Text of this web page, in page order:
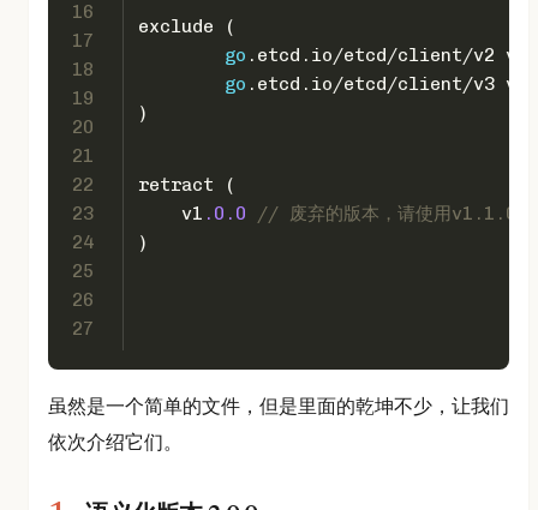
16
17
18
19
20
21
22
23
24
25
26
27
exclude (
go .etcd.io/etcd/client/v2 v2
go .etcd.io/etcd/client/v3 v3
)
retract (
    v1
.0 .0
// 废弃的版本，请使用v1.1.0
)
虽然是一个简单的文件，但是里面的乾坤不少，让我们
依次介绍它们。